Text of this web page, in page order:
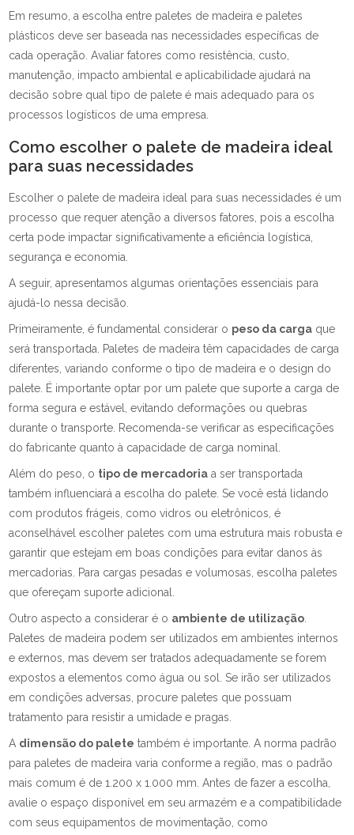
Em resumo, a escolha entre paletes de madeira e paletes
plásticos deve ser baseada nas necessidades específicas de
cada operação. Avaliar fatores como resistência, custo,
manutenção, impacto ambiental e aplicabilidade ajudará na
decisão sobre qual tipo de palete é mais adequado para os
processos logísticos de uma empresa.
Como escolher o palete de madeira ideal
para suas necessidades
Escolher o palete de madeira ideal para suas necessidades é um
processo que requer atenção a diversos fatores, pois a escolha
certa pode impactar significativamente a eficiência logística,
segurança e economia.
A seguir, apresentamos algumas orientações essenciais para
ajudá-lo nessa decisão.
Primeiramente, é fundamental considerar o peso da carga que
será transportada. Paletes de madeira têm capacidades de carga
diferentes, variando conforme o tipo de madeira e o design do
palete. É importante optar por um palete que suporte a carga de
forma segura e estável, evitando deformações ou quebras
durante o transporte. Recomenda-se verificar as especificações
do fabricante quanto à capacidade de carga nominal.
Além do peso, o tipo de mercadoria a ser transportada
também influenciará a escolha do palete. Se você está lidando
com produtos frágeis, como vidros ou eletrônicos, é
aconselhável escolher paletes com uma estrutura mais robusta e
garantir que estejam em boas condições para evitar danos às
mercadorias. Para cargas pesadas e volumosas, escolha paletes
que ofereçam suporte adicional.
Outro aspecto a considerar é o ambiente de utilização
Paletes de madeira podem ser utilizados em ambientes internos
e externos, mas devem ser tratados adequadamente se forem
expostos a elementos como água ou sol. Se irão ser utilizados
em condições adversas, procure paletes que possuam
tratamento para resistir a umidade e pragas.
A dimensão do palete também é importante. A norma padrão
para paletes de madeira varia conforme a região, mas o padrão
mais comum é de 1.200 x 1.000 mm. Antes de fazer a escolha,
avalie o espaço disponível em seu armazém e a compatibilidade
com seus equipamentos de movimentação, como